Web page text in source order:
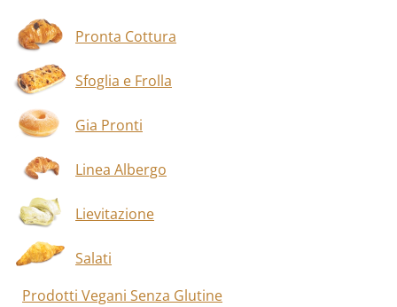
Pronta Cottura
Sfoglia e Frolla
Gia Pronti
Linea Albergo
Lievitazione
Salati
Prodotti Vegani Senza Glutine